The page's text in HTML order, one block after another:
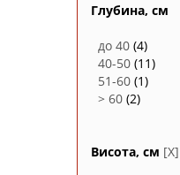
Глубина, см
до 40 (4)
40-50 (11)
51-60 (1)
> 60 (2)
Висота, см [X]